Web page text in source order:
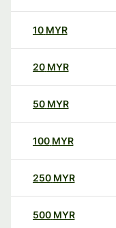
10 MYR
20 MYR
50 MYR
100 MYR
250 MYR
500 MYR